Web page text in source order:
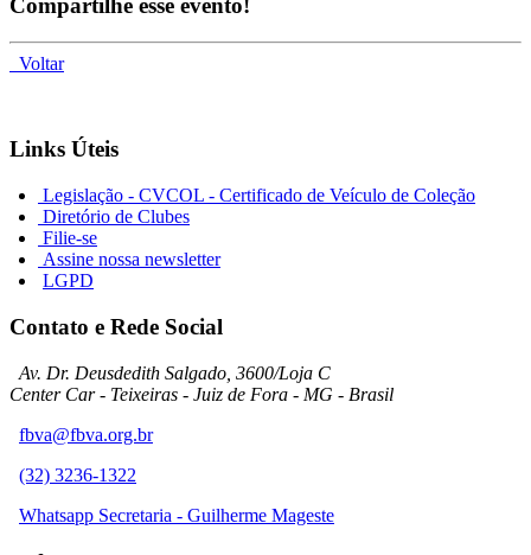
Compartilhe esse evento!
Voltar
Links Úteis
Legislação - CVCOL - Certificado de Veículo de Coleção
Diretório de Clubes
Filie-se
Assine nossa newsletter
LGPD
Contato e Rede Social
Av. Dr. Deusdedith Salgado, 3600/Loja C
Center Car - Teixeiras - Juiz de Fora - MG - Brasil
fbva@fbva.org.br
(32) 3236-1322
Whatsapp Secretaria - Guilherme Mageste